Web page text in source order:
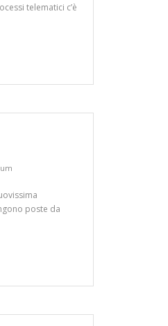
telematici c’è
poste da